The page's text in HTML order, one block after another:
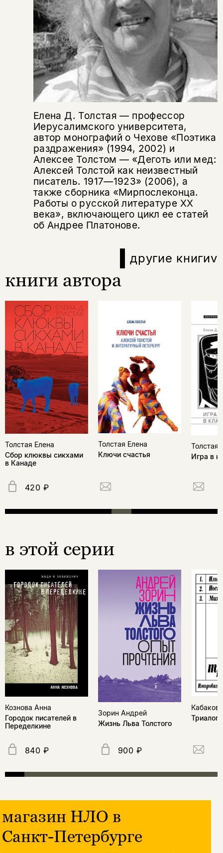
Елена Д. Толстая — профессор
Иерусалимского университета,
автор монографий о Чехове «Поэтика
раздражения» (1994, 2002) и
Алексее Толстом — «Деготь или мед:
Алексей Толстой как неизвестный
писатель. 1917—1923» (2006), а
также сборника «Мирпослеконца.
Работы о русской литературе ХХ
века», включающего цикл ее статей
об Андрее Платонове.
другие книгиv
книги автора
Толстая Елена
Сбор клюквы сикхами
в Канаде
420 ₽
Толстая Елена
Ключи счастья
Толстая
Игра в
в этой серии
Кознова Анна
Городок писателей в
Переделкине
840 ₽
Зорин Андрей
Жизнь Льва Толстого
900 ₽
Кабаков
Триалоги
магазин НЛО в
Санкт-Петербурге